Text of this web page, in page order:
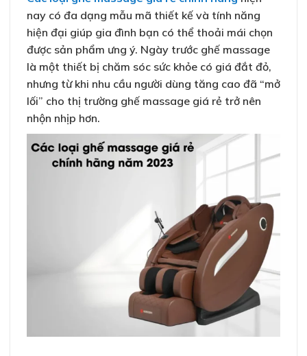
nay có đa dạng mẫu mã thiết kế và tính năng
hiện đại giúp gia đình bạn có thể thoải mái chọn
được sản phẩm ưng ý. Ngày trước ghế massage
là một thiết bị chăm sóc sức khỏe có giá đắt đỏ,
nhưng từ khi nhu cầu người dùng tăng cao đã “mở
lối” cho thị trường ghế massage giá rẻ trở nên
nhộn nhịp hơn.